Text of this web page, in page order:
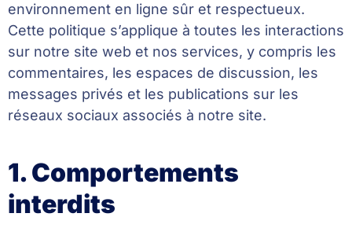
environnement en ligne sûr et respectueux.
Cette politique s’applique à toutes les interactions
sur notre site web et nos services, y compris les
commentaires, les espaces de discussion, les
messages privés et les publications sur les
réseaux sociaux associés à notre site.
1. Comportements
interdits